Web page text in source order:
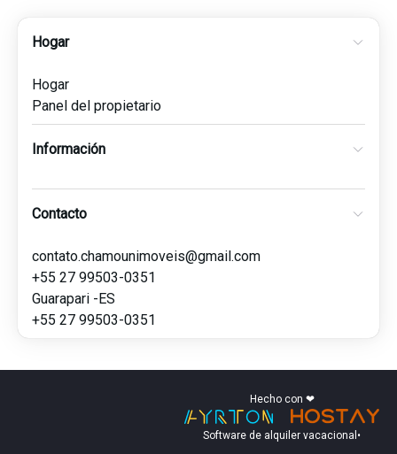
Hogar
Hogar
Panel del propietario
Información
Contacto
contato.chamounimoveis@gmail.com
+55 27 99503-0351
Guarapari -ES
+55 27 99503-0351
Hecho con ❤
Software de alquiler vacacional •